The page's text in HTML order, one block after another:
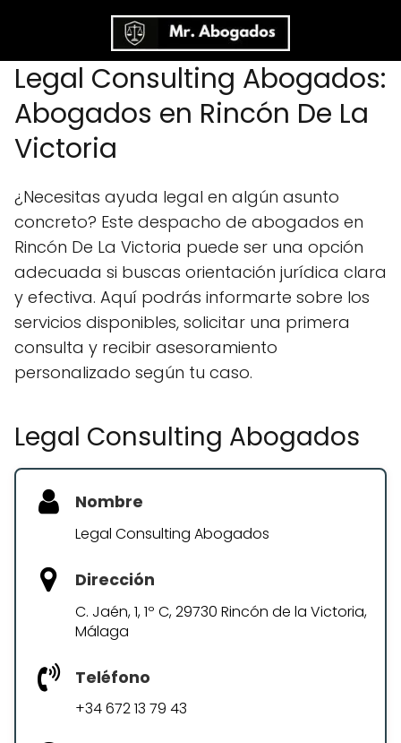
Legal Consulting Abogados:
Abogados en Rincón De La
Victoria
¿Necesitas ayuda legal en algún asunto
concreto? Este despacho de abogados en
Rincón De La Victoria puede ser una opción
adecuada si buscas orientación jurídica clara
y efectiva. Aquí podrás informarte sobre los
servicios disponibles, solicitar una primera
consulta y recibir asesoramiento
personalizado según tu caso.
Legal Consulting Abogados
Nombre
Legal Consulting Abogados
Dirección
C. Jaén, 1, 1º C, 29730 Rincón de la Victoria,
Málaga
Teléfono
+34 672 13 79 43